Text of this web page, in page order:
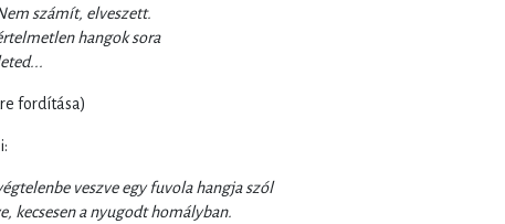
számít, elveszett.
hangok sora
fordítása)
veszve egy fuvola hangja szól
kecsesen a nyugodt homályban.